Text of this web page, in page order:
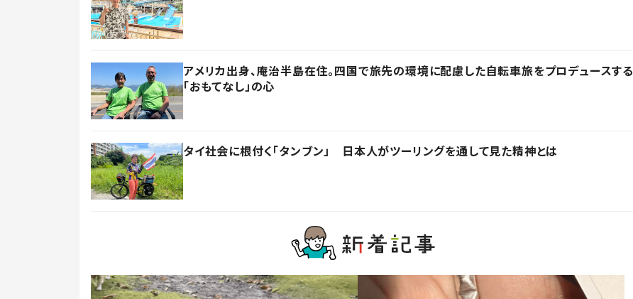
アメリカ出身、庵治半島在住。四国で旅先の環境に配慮した自転車旅をプロデュースする
「おもてなし」の心
タイ社会に根付く「タンブン」 日本人がツーリングを通して見た精神とは